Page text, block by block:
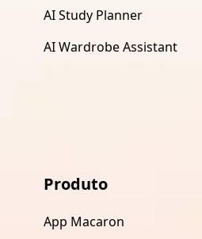
AI Study Planner
AI Wardrobe Assistant
Produto
App Macaron